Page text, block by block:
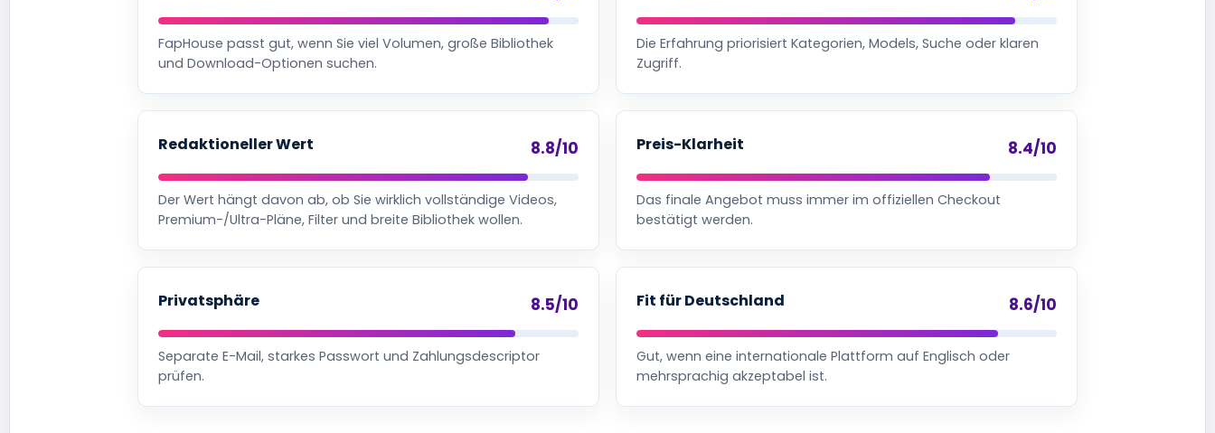
FapHouse passt gut, wenn Sie viel Volumen, große Bibliothek
und Download-Optionen suchen.
Die Erfahrung priorisiert Kategorien, Models, Suche oder klaren
Zugriff.
Redaktioneller Wert 8.8/10
Der Wert hängt davon ab, ob Sie wirklich vollständige Videos,
Premium-/Ultra-Pläne, Filter und breite Bibliothek wollen.
Preis-Klarheit 8.4/10
Das finale Angebot muss immer im offiziellen Checkout
bestätigt werden.
Privatsphäre 8.5/10
Separate E-Mail, starkes Passwort und Zahlungsdescriptor
prüfen.
Fit für Deutschland 8.6/10
Gut, wenn eine internationale Plattform auf Englisch oder
mehrsprachig akzeptabel ist.